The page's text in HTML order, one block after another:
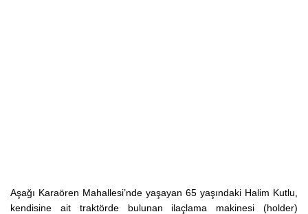
Aşağı Karaören Mahallesi’nde yaşayan 65 yaşındaki Halim Kutlu,
kendisine ait traktörde bulunan ilaçlama makinesi (holder)